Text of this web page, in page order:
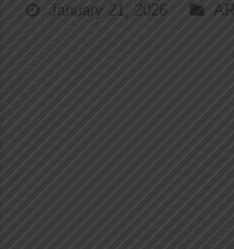
January 21, 2026